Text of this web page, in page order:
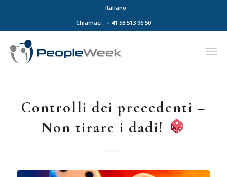
Italiano
Chiamaci : + 41 58 513 96 50
Controlli dei precedenti –
Non tirare i dadi!